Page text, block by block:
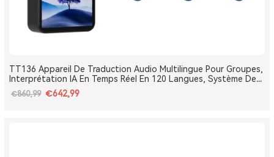
TT136 Appareil De Traduction Audio Multilingue Pour Groupes,
Interprétation IA En Temps Réel En 120 Langues, Système De
Traduction Pour Tours Et Conférences One-To-Many, Diffusion
Double Canal, Longue Portée 2.4G
€860,99 €642,99